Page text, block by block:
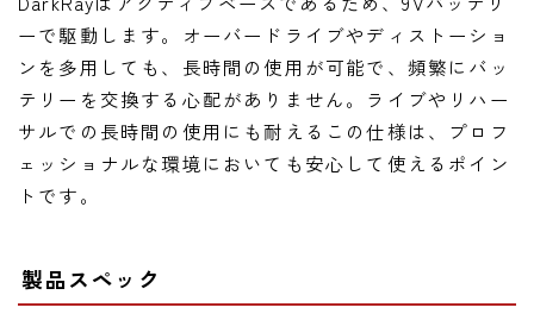
ーで駆動します。オーバードライブやディストーショ
ンを多用しても、長時間の使用が可能で、頻繁にバッ
テリーを交換する心配がありません。ライブやリハー
サルでの長時間の使用にも耐えるこの仕様は、プロフ
ェッショナルな環境においても安心して使えるポイン
トです。
製品スペック